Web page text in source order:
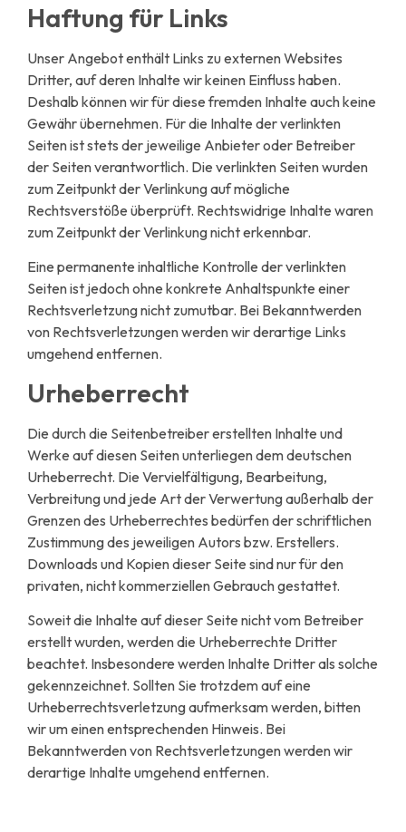
Haftung für Links
Unser Angebot enthält Links zu externen Websites
Dritter, auf deren Inhalte wir keinen Einfluss haben.
Deshalb können wir für diese fremden Inhalte auch keine
Gewähr übernehmen. Für die Inhalte der verlinkten
Seiten ist stets der jeweilige Anbieter oder Betreiber
der Seiten verantwortlich. Die verlinkten Seiten wurden
zum Zeitpunkt der Verlinkung auf mögliche
Rechtsverstöße überprüft. Rechtswidrige Inhalte waren
zum Zeitpunkt der Verlinkung nicht erkennbar.
Eine permanente inhaltliche Kontrolle der verlinkten
Seiten ist jedoch ohne konkrete Anhaltspunkte einer
Rechtsverletzung nicht zumutbar. Bei Bekanntwerden
von Rechtsverletzungen werden wir derartige Links
umgehend entfernen.
Urheberrecht
Die durch die Seitenbetreiber erstellten Inhalte und
Werke auf diesen Seiten unterliegen dem deutschen
Urheberrecht. Die Vervielfältigung, Bearbeitung,
Verbreitung und jede Art der Verwertung außerhalb der
Grenzen des Urheberrechtes bedürfen der schriftlichen
Zustimmung des jeweiligen Autors bzw. Erstellers.
Downloads und Kopien dieser Seite sind nur für den
privaten, nicht kommerziellen Gebrauch gestattet.
Soweit die Inhalte auf dieser Seite nicht vom Betreiber
erstellt wurden, werden die Urheberrechte Dritter
beachtet. Insbesondere werden Inhalte Dritter als solche
gekennzeichnet. Sollten Sie trotzdem auf eine
Urheberrechtsverletzung aufmerksam werden, bitten
wir um einen entsprechenden Hinweis. Bei
Bekanntwerden von Rechtsverletzungen werden wir
derartige Inhalte umgehend entfernen.